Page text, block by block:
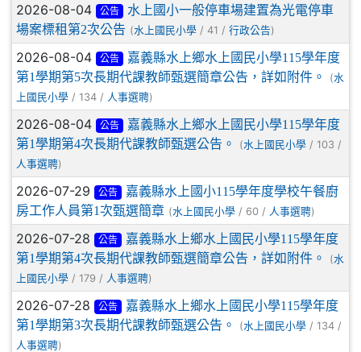
2026-08-04 公告
水上國小一般停車場建置為光電停車
場案標租第2次公告 (水上國民小學 / 41 / 行政公告)
2026-08-04 公告
嘉義縣水上鄉水上國民小學115學年度
第1學期第5次長期代課教師甄選簡章公告，詳如附件。
(水
上國民小學 / 134 / 人事選聘)
2026-08-04 公告
嘉義縣水上鄉水上國民小學115學年度
第1學期第4次長期代課教師甄選公告。
(水上國民小學 / 103 /
人事選聘)
2026-07-29 公告
嘉義縣水上國小115學年度學校午餐廚
房工作人員第1次甄選簡章 (水上國民小學 / 60 / 人事選聘)
2026-07-28 公告
嘉義縣水上鄉水上國民小學115學年度
第1學期第4次長期代課教師甄選簡章公告，詳如附件。
(水
上國民小學 / 179 / 人事選聘)
2026-07-28 公告
嘉義縣水上鄉水上國民小學115學年度
第1學期第3次長期代課教師甄選公告。
(水上國民小學 / 134 /
人事選聘)